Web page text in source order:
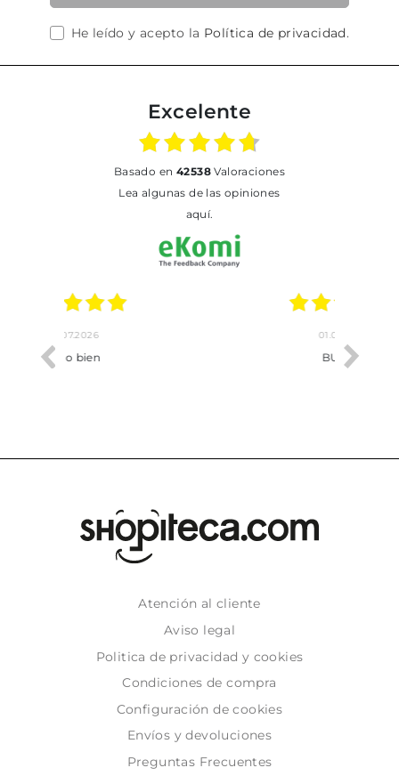
He leído y acepto la Política de privacidad.
Excelente
basado en 42538Valoraciones
Lea algunas de las opiniones
aquí.
Atención al cliente
Aviso legal
Politica de privacidad y cookies
Condiciones de compra
Configuración de cookies
Envíos y devoluciones
Preguntas Frecuentes